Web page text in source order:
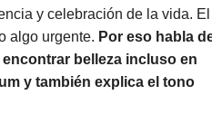
y celebración de la vida. El
algo urgente. Por eso habla
belleza incluso en
y también explica el tono